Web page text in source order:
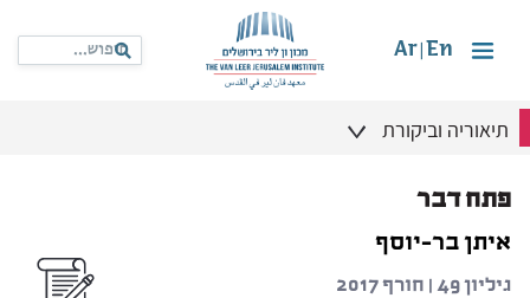
En
Ar
תיאוריה וביקורת
פתח דבר
איתן בר-יוסף
גיליון 49 | חורף 2017